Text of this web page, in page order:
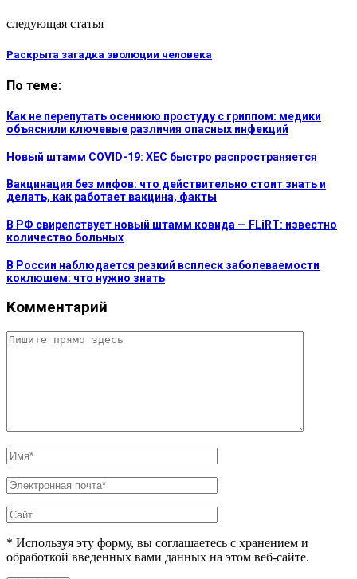
следующая статья
Раскрыта загадка эволюции человека
По теме:
Как не перепутать осеннюю простуду с гриппом: медики
объяснили ключевые различия опасных инфекций
Новый штамм COVID-19: XEC быстро распространяется
Вакцинация без мифов: что действительно стоит знать и
делать, как работает вакцина, факты
В РФ свирепствует новый штамм ковида — FLiRT: известно
количество больных
В России наблюдается резкий всплеск заболеваемости
коклюшем: что нужно знать
Комментарий
* Используя эту форму, вы соглашаетесь с хранением и
обработкой введенных вами данных на этом веб-сайте.